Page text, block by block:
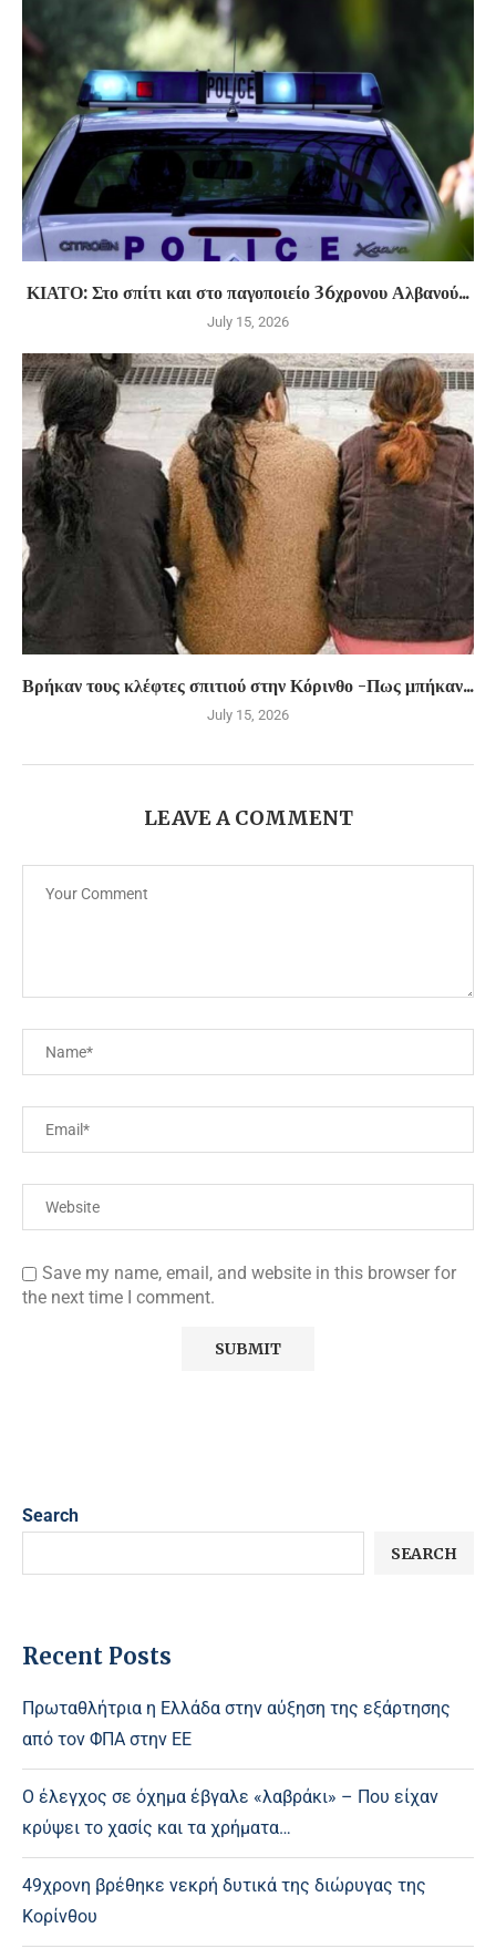
ΚΙΑΤΟ: Στο σπίτι και στο παγοποιείο 36χρονου Αλβανού...
July 15, 2026
Βρήκαν τους κλέφτες σπιτιού στην Κόρινθο -Πως μπήκαν...
July 15, 2026
LEAVE A COMMENT
Save my name, email, and website in this browser for
the next time I comment.
Search
SEARCH
Recent Posts
Πρωταθλήτρια η Ελλάδα στην αύξηση της εξάρτησης
από τον ΦΠΑ στην ΕΕ
Ο έλεγχος σε όχημα έβγαλε «λαβράκι» – Που είχαν
κρύψει το χασίς και τα χρήματα…
49χρονη βρέθηκε νεκρή δυτικά της διώρυγας της
Κορίνθου